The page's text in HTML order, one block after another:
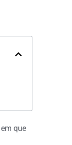
que